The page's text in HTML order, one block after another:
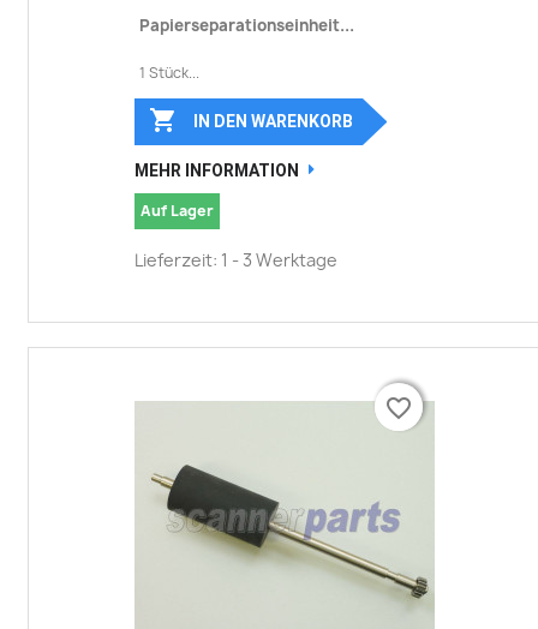
Papierseparationseinheit...
1 Stück...
 IN DEN WARENKORB
MEHR INFORMATION
Auf Lager
Lieferzeit: 1 - 3 Werktage
favorite_border
favorite_border